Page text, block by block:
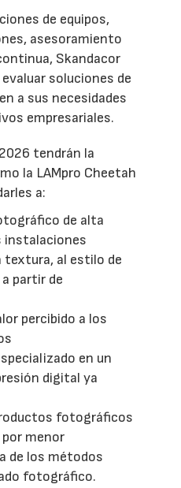
de equipos,
asesoramiento
Skandacor
soluciones de
a sus necesidades
empresariales.
tendrán la
la LAMpro Cheetah
a:
de alta
instalaciones
al estilo de
partir de
percibido a los
en un
digital ya
fotográficos
menor
de los métodos
fotográfico.